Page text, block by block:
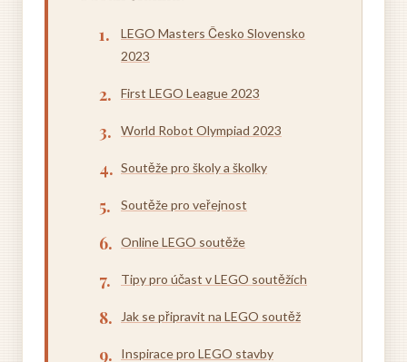
LEGO Masters Česko Slovensko
2023
First LEGO League 2023
World Robot Olympiad 2023
Soutěže pro školy a školky
Soutěže pro veřejnost
Online LEGO soutěže
Tipy pro účast v LEGO soutěžích
Jak se připravit na LEGO soutěž
Inspirace pro LEGO stavby